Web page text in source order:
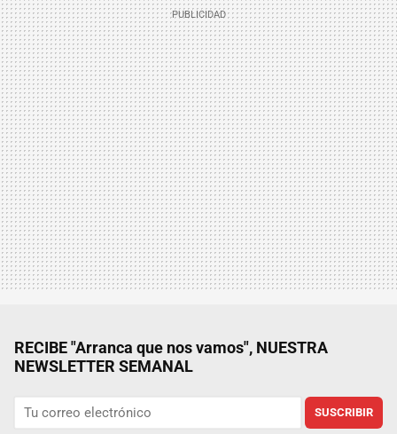
RECIBE "Arranca que nos vamos", NUESTRA
NEWSLETTER SEMANAL
SUSCRIBIR